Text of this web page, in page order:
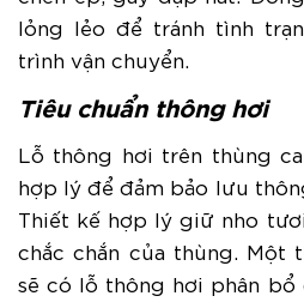
lỏng lẻo để tránh tình
trình vận chuyển.
Tiêu chuẩn thông hơi
Lỗ thông hơi trên thùng
hợp lý để đảm bảo lưu
Thiết kế hợp lý giữ nho
chắc chắn của thùng. Một
sẽ có lỗ thông hơi phân